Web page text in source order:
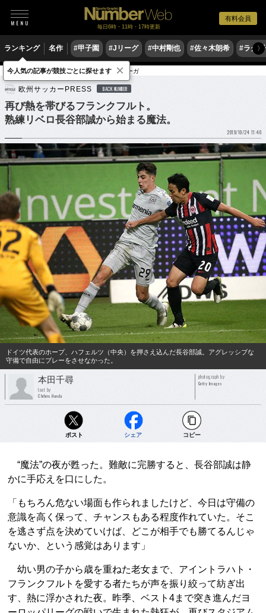
有料会員
毎日6時・11時・17時更新
ランキング 名作 #甲子園 #Jリーグ #中村剛也 #佐々木朗希 #ラグ〉
サッカー 海外サッカー ブンデスリーガ
欧州サッカーPRESS BACK NUMBER
再び熱を帯びるフランクフルト。
熟練リベロ長谷部誠から始まる魔法。
2019/10/24 11:40
ドイツ代表のホープ、ハフェルツ（中央）を押さえ込んだ長谷部誠。アグレッシブな
守備で自由にプレーをさせなかった。
本田千尋
text by
Chihiro Honda
photograph by
Getty Images
ポスト シェア コピー
“魔法”の夜が甦った。難敵に完勝すると、長谷部誠は静
かに手応えを口にした。
「もちろん危ない場面も作られましたけど、今日は守備の
意識を高く保って、チャンスもある程度作れていた。そこ
を逃さず点を決めていけば、どこが相手でも勝てるんじゃ
ないか、という感覚はあります」
幼い男の子から歳を重ねた老女まで、アイントラハト・
フランクフルトを愛する者たちが声を振り絞って紡ぎ出
す、熱に浮かされた夜。昨季、ベスト4まで突き進んだヨ
今人気の記事が競技ごとに探せます ×